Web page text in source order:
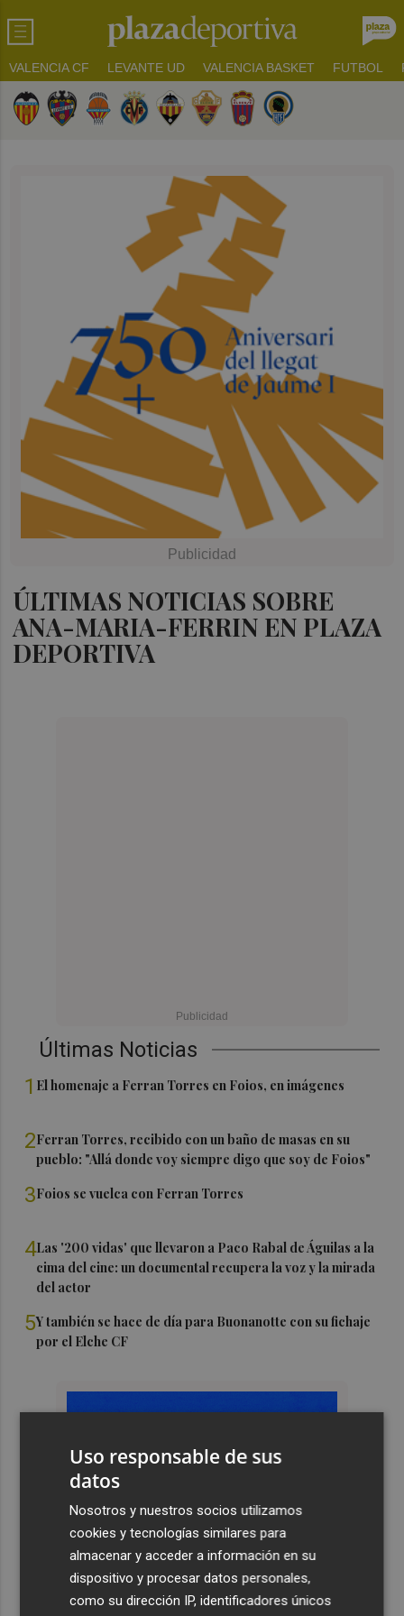
VALENCIA CF LEVANTE UD VALENCIA BASKET FUTBOL
ÚLTIMAS NOTICIAS SOBRE
ANA-MARIA-FERRIN EN PLAZA
DEPORTIVA
Últimas Noticias
1 El homenaje a Ferran Torres en Foios, en imágenes
2Ferran Torres, recibido con un baño de masas en su
pueblo: "Allá donde voy siempre digo que soy de Foios"
3Foios se vuelca con Ferran Torres
4Las '200 vidas' que llevaron a Paco Rabal de Águilas a la
cima del cine: un documental recupera la voz y la mirada
del actor
5Y también se hace de día para Buonanotte con su fichaje
por el Elche CF
Uso responsable de sus
datos
Nosotros y nuestros socios utilizamos
cookies y tecnologías similares para
almacenar y acceder a información en su
dispositivo y procesar datos personales,
como su dirección IP, identificadores únicos